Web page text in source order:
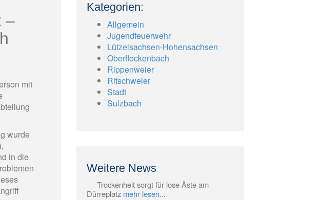
–
mit
wurde
in die
Kategorien:
Allgemein
Jugendfeuerwehr
Lützelsachsen-Hohensachsen
Oberflockenbach
Rippenweier
Ritschweier
Stadt
Sulzbach
Weitere News
Trockenheit sorgt für lose Äste am
Dürreplatz mehr lesen...